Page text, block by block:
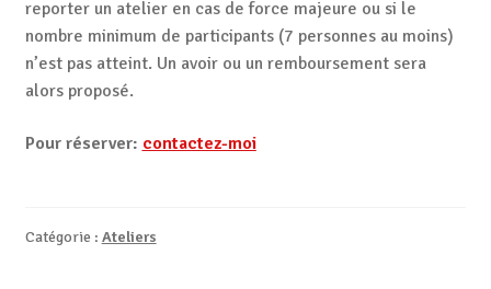
reporter un atelier en cas de force majeure ou si le
nombre minimum de participants (7 personnes au moins)
n’est pas atteint. Un avoir ou un remboursement sera
alors proposé.
Pour réserver: contactez-moi
Catégorie : Ateliers